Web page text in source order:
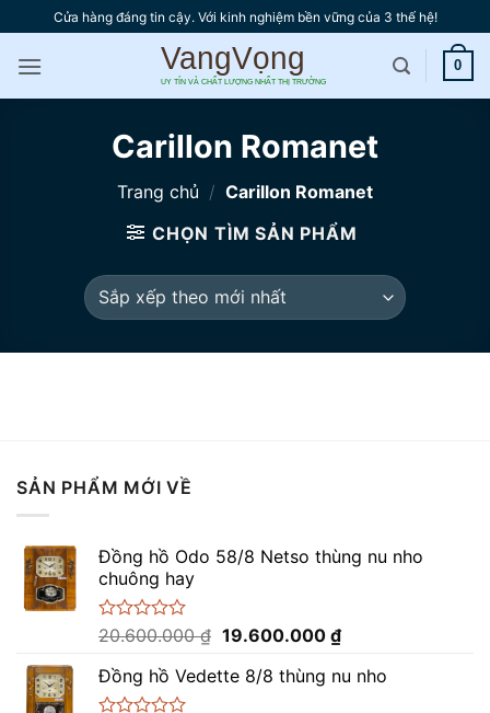
qua
nội
dung
Cửa hàng đáng tin cậy. Với kinh nghiệm bền vững của 3 thế hệ!
0
Carillon Romanet
Trang chủ / Carillon Romanet
CHỌN TÌM SẢN PHẨM
SẢN PHẨM MỚI VỀ
Đồng hồ Odo 58/8 Netso thùng nu nho
chuông hay
Được
hạng
0
5
20.600.000₫ Giá
là:
19.600.000 ₫Giá
tại
Đồng hồ Vedette 8/8 thùng nu nho